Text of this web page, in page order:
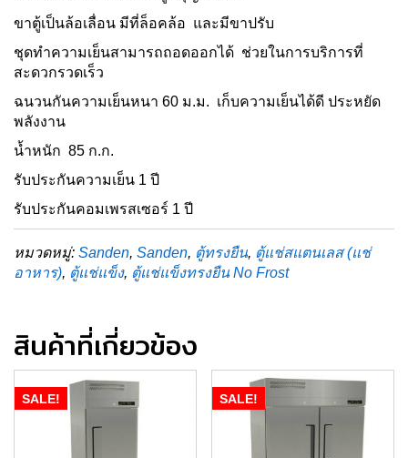
ขาตู้เป็นล้อเลื่อน มีที่ล็อคล้อ และมีขาปรับ
ชุดทำความเย็นสามารถถอดออกได้ ช่วยในการบริการที่
สะดวกรวดเร็ว
ฉนวนกันความเย็นหนา 60 ม.ม. เก็บความเย็นได้ดี ประหยัด
พลังงาน
น้ำหนัก 85 ก.ก.
รับประกันความเย็น 1 ปี
รับประกันคอมเพรสเซอร์ 1 ปี
หมวดหมู่: Sanden, Sanden, ตู้ทรงยืน, ตู้แช่สแตนเลส (แช่
อาหาร), ตู้แช่แข็ง, ตู้แช่แข็งทรงยืน No Frost
สินค้าที่เกี่ยวข้อง
SALE! SALE!